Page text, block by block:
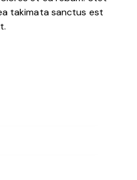
takimata sanctus est